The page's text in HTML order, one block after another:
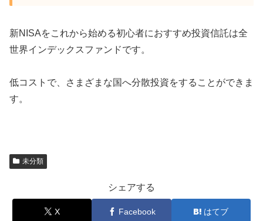
新NISAをこれから始める初心者におすすめ投資信託は全
世界インデックスファンドです。
低コストで、さまざまな国へ分散投資をすることができま
す。
未分類
シェアする
X Facebook はてブ